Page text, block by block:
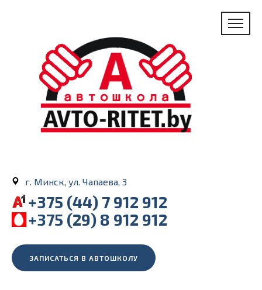
г. Минск, ул. Чапаева, 3
+375 (44) 7 912 912
+375 (29) 8 912 912
ЗАПИСАТЬСЯ В АВТОШКОЛУ